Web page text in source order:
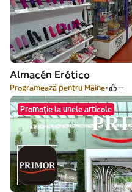
Almacén Erótico
Programează pentru Mâine --
Promoție la unele articole